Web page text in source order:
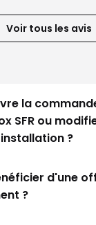
Voir tous les avis
la
SFR ou
?
d'une
?